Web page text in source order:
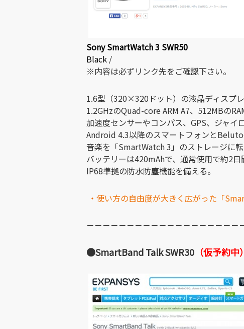
Sony SmartWatch 3 SWR50
Black /
※内容は必ずリンク先をご確認下さい。
1.6型（320×320ドット）の液晶ディスプレ
1.2GHzのQuad-coreARM A7、512MBの
加速度センサーやコンパス、GPS、ジャイ
Android 4.3以降のスマートフォンと
音楽を「SmartWatch 3」のストレージに
バッテリーは420mAhで、通常使用で約2日
IP68準拠の防水防塵機能を備える。
・使い方の自由度が大きく広がった「
－－－－－－－－－－－－－－－－－－－
●SmartBand Talk SWR30 （仮予約中）